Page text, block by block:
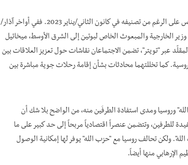
وفي غضون ذلك، لم تتوقف اجتماعات حسن مقلّد مع المسؤولين الروس على الرغم من تصنيفه في كانون الثاني/يناير 2023. ففي أواخر آذار/
وزير الخارجية والمبعوث الخاص لبوتين إلى الشرق الأوسط، ميخائيل
عبر "تويتر"، تضمن الاجتماعان نقاشات حول تعزيز العلاقات بين
كما تخللتهما محادثات بشأن إقامة رحلات جوية مباشرة بين
وروسيا ومدى استفادة الطرفَين منه، من الواضح بلا شك أن
للطرفين، وتتضمن عنصراً اقتصادياً مربحاً إلى حد كبير على ما
ولكن تحالف روسيا مع "حزب الله" يوفر لها إمكانية الوصول
الإرهابي منها أيضاً.